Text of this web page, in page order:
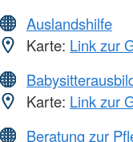
Auslandshilfe
Karte: Link zur
Karte: Link zur
Beratung zur